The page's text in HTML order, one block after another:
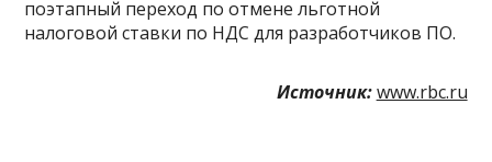
поэтапный переход по отмене льготной
налоговой ставки по НДС для разработчиков ПО.
Источник: www.rbc.ru